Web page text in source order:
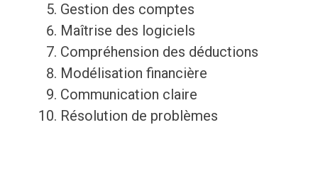
Gestion des comptes
Maîtrise des logiciels
Compréhension des déductions
Modélisation financière
Communication claire
Résolution de problèmes